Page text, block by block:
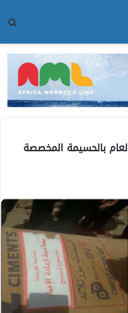
بالحسيمة المخصصة